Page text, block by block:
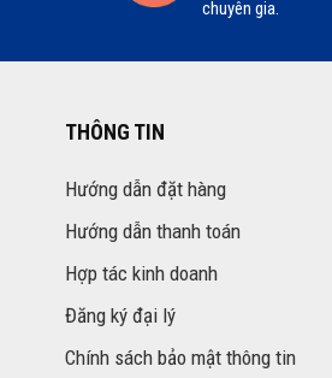
chuyên gia.
THÔNG TIN
Hướng dẫn đặt hàng
Hướng dẫn thanh toán
Hợp tác kinh doanh
Đăng ký đại lý
Chính sách bảo mật thông tin